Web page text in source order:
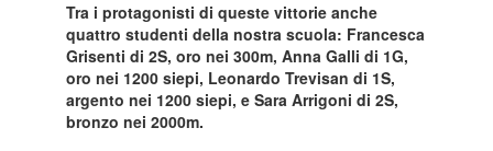
Tra i protagonisti di queste vittorie anche
quattro studenti della nostra scuola: Francesca
Grisenti di 2S, oro nei 300m, Anna Galli di 1G,
oro nei 1200 siepi, Leonardo Trevisan di 1S,
argento nei 1200 siepi, e Sara Arrigoni di 2S,
bronzo nei 2000m.